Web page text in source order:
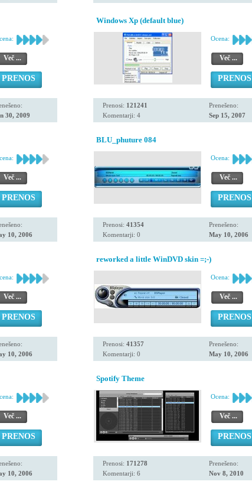
Več ...
PRENOS
30, 2009
Windows Xp (default blue)
Ocena:
Več ...
PRENOS
Prenosi: 121241
Komentarji: 4
Prenešeno:
Sep 15, 2007
Več ...
PRENOS
10, 2006
BLU_phuture 084
Ocena:
Več ...
PRENOS
Prenosi: 41354
Komentarji: 0
Prenešeno:
May 10, 2006
Več ...
PRENOS
10, 2006
reworked a little WinDVD skin =;-)
Ocena:
Več ...
PRENOS
Prenosi: 41357
Komentarji: 0
Prenešeno:
May 10, 2006
Več ...
PRENOS
10, 2006
Spotify Theme
Ocena:
Več ...
PRENOS
Prenosi: 171278
Komentarji: 6
Prenešeno:
Nov 8, 2010